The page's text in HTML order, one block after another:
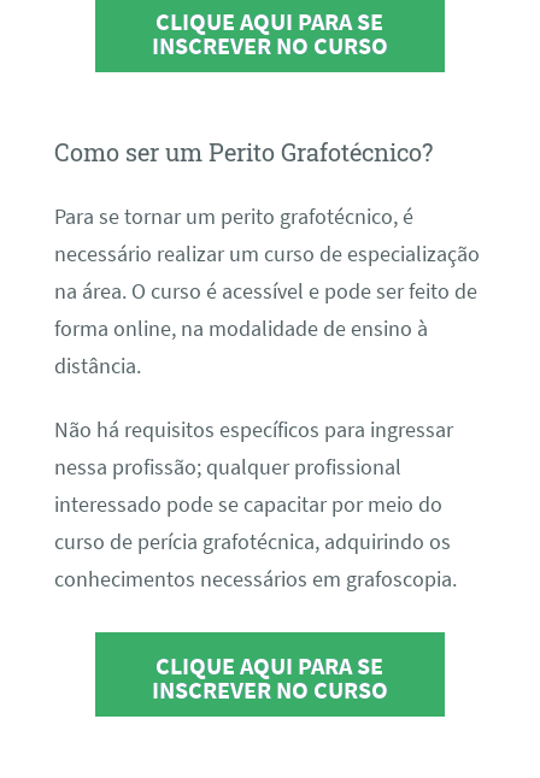
CLIQUE AQUI PARA SE
INSCREVER NO CURSO
Como ser um Perito Grafotécnico?
Para se tornar um perito grafotécnico, é
necessário realizar um curso de especialização
na área. O curso é acessível e pode ser feito de
forma online, na modalidade de ensino à
distância.
Não há requisitos específicos para ingressar
nessa profissão; qualquer profissional
interessado pode se capacitar por meio do
curso de perícia grafotécnica, adquirindo os
conhecimentos necessários em grafoscopia.
CLIQUE AQUI PARA SE
INSCREVER NO CURSO